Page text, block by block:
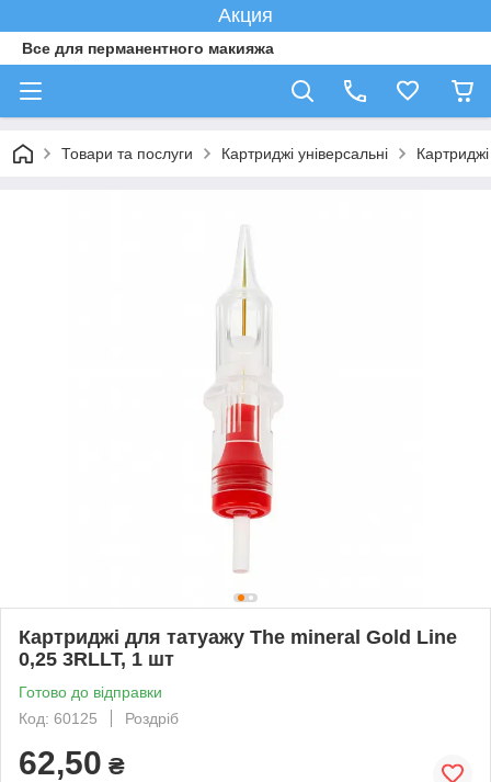
Акция
Все для перманентного макияжа
Товари та послуги Картриджі універсальні
Картриджі для татуажу The mineral Gold Line
0,25 3RLLT, 1 шт
Готово до відправки
Код: 60125
Роздріб
62,50 ₴